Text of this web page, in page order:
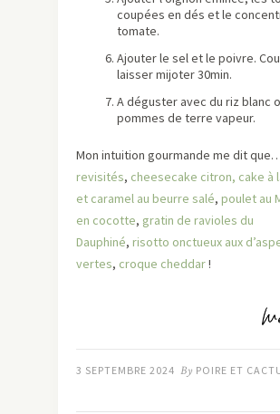
coupées en dés et le
tomate.
Ajouter le sel et le poivre.
laisser mijoter 30min.
A déguster avec du riz blanc
pommes de terre vapeur.
Mon intuition gourmande me dit
revisités, cheesecake citron, cake à
et caramel au beurre salé, poulet au
en cocotte, gratin de ravioles du
Dauphiné, risotto onctueux aux
vertes, croque cheddar!
3 SEPTEMBRE 2024 By POIRE ET